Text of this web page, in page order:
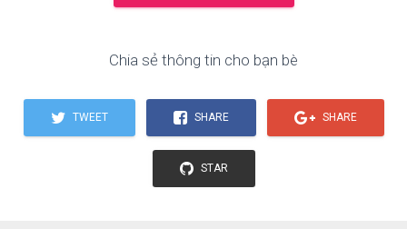
Chia sẻ thông tin cho bạn bè
TWEET SHARE SHARE
STAR